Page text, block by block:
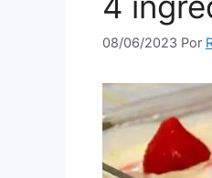
08/06/2023 Por